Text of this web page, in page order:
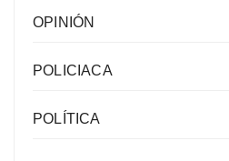
OPINIÓN
POLICIACA
POLÍTICA